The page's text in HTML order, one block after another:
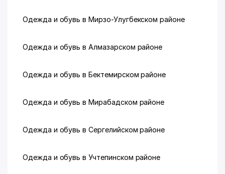
Одежда и обувь в Мирзо-Улугбекском районе
Одежда и обувь в Алмазарском районе
Одежда и обувь в Бектемирском районе
Одежда и обувь в Мирабадском районе
Одежда и обувь в Сергелийском районе
Одежда и обувь в Учтепинском районе